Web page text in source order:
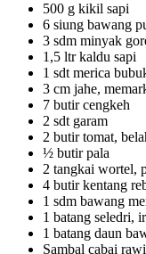
500 g kikil sapi
6 siung bawang
3 sdm minyak
1,5 ltr kaldu sapi
1 sdt merica
3 cm jahe,
7 butir cengkeh
2 sdt garam
2 butir tomat,
½ butir pala
2 tangkai wortel,
4 butir kentang
1 sdm bawang
1 batang seledri,
1 batang daun
Sambal cabai